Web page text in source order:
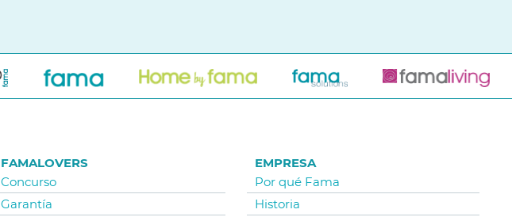
FAMALOVERS
Concurso
Garantía
EMPRESA
Por qué Fama
Historia